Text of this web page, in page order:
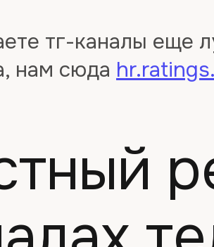
тг-каналы еще
нам сюда